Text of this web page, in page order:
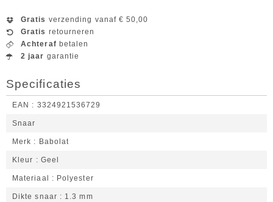
Gratis verzending vanaf € 50,00
Gratis retourneren
Achteraf betalen
2 jaar garantie
Specificaties
EAN 3324921536729
Snaar
Merk Babolat
Kleur Geel
Materiaal Polyester
Dikte snaar 1.3 mm